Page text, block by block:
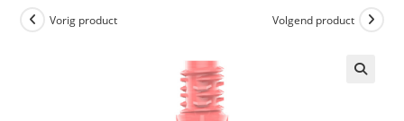
Vorig product Volgend product